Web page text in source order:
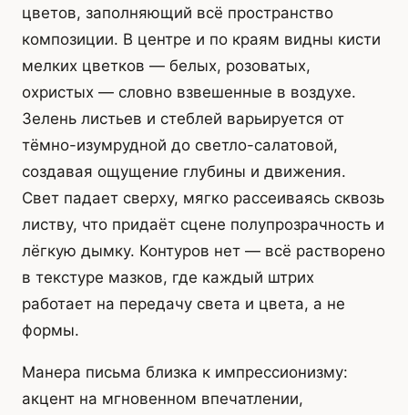
цветов, заполняющий всё пространство
композиции. В центре и по краям видны кисти
мелких цветков — белых, розоватых,
охристых — словно взвешенные в воздухе.
Зелень листьев и стеблей варьируется от
тёмно-изумрудной до светло-салатовой,
создавая ощущение глубины и движения.
Свет падает сверху, мягко рассеиваясь сквозь
листву, что придаёт сцене полупрозрачность и
лёгкую дымку. Контуров нет — всё растворено
в текстуре мазков, где каждый штрих
работает на передачу света и цвета, а не
формы.
Манера письма близка к импрессионизму:
акцент на мгновенном впечатлении,